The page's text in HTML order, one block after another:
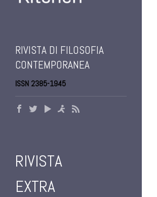
RIVISTA DI FILOSOFIA
CONTEMPORANEA
ISSN 2385-1945
RIVISTA
EXTRA